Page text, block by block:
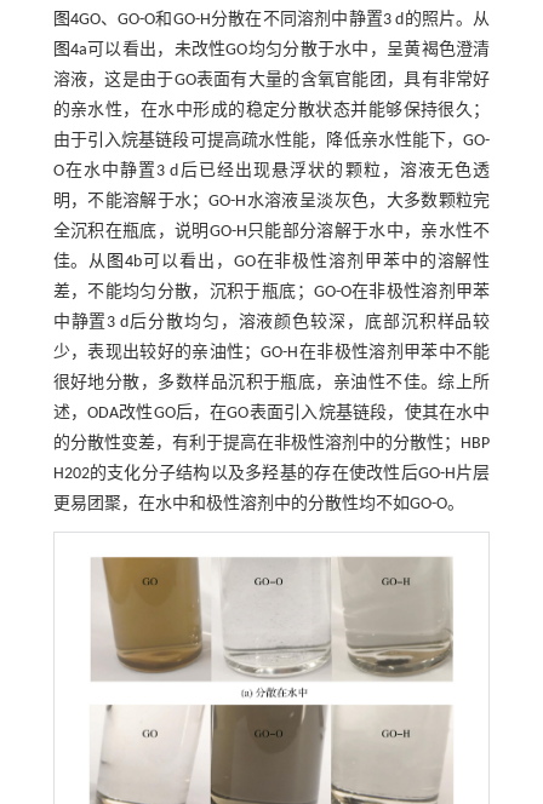
图4GO、GO-O和GO-H分散在不同溶剂中静置3 d的照片。从
图4a可以看出，未改性GO均匀分散于水中，呈黄褐色澄清
溶液，这是由于GO表面有大量的含氧官能团，具有非常好
的亲水性，在水中形成的稳定分散状态并能够保持很久；
由于引入烷基链段可提高疏水性能，降低亲水性能下，GO-
O在水中静置3 d后已经出现悬浮状的颗粒，溶液无色透
明，不能溶解于水；GO-H水溶液呈淡灰色，大多数颗粒完
全沉积在瓶底，说明GO-H只能部分溶解于水中，亲水性不
佳。从 图4b可以看出，GO在非极性溶剂甲苯中的溶解性
差，不能均匀分散，沉积于瓶底；GO-O在非极性溶剂甲苯
中静置3 d后分散均匀，溶液颜色较深，底部沉积样品较
少，表现出较好的亲油性；GO-H在非极性溶剂甲苯中不能
很好地分散，多数样品沉积于瓶底，亲油性不佳。综上所
述，ODA改性GO后，在GO表面引入烷基链段，使其在水中
的分散性变差，有利于提高在非极性溶剂中的分散性；HBP
H202的支化分子结构以及多羟基的存在使改性后GO-H片层
更易团聚，在水中和极性溶剂中的分散性均不如GO-O。